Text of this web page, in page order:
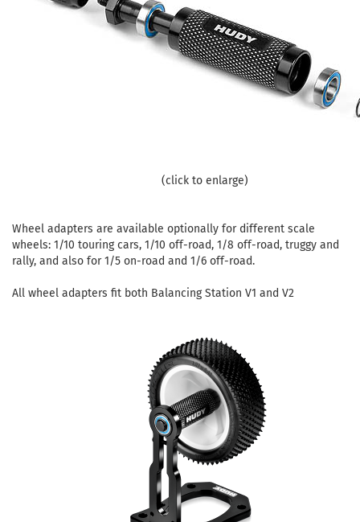
(click to enlarge)
Wheel adapters are available optionally for different scale
wheels: 1/10 touring cars, 1/10 off-road, 1/8 off-road, truggy and
rally, and also for 1/5 on-road and 1/6 off-road.
All wheel adapters fit both Balancing Station V1 and V2